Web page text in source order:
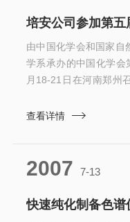
培安公司参加第
由中国化学会和国家自
学系承办的中国化学会
月18-21日在河南郑州
CEM始终致力于技术和
安全的分析样品前处理
查看详情
2007 7-13